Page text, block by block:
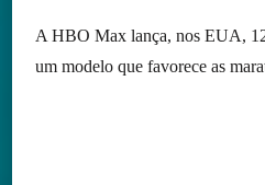
A HBO Max lança, nos EUA,
um modelo que favorece as